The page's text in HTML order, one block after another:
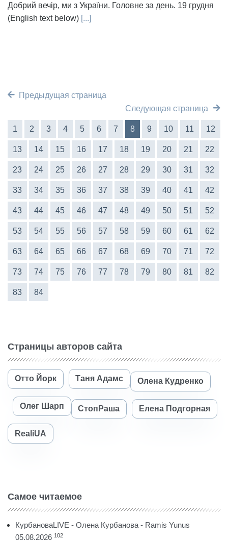
Добрий вечір, ми з України. Головне за день. 19 грудня
(English text below) [...]
Предыдущая страница
Следующая страница
1 2 3 4 5 6 7 8 9 10 11 12
13 14 15 16 17 18 19 20 21 22
23 24 25 26 27 28 29 30 31 32
33 34 35 36 37 38 39 40 41 42
43 44 45 46 47 48 49 50 51 52
53 54 55 56 57 58 59 60 61 62
63 64 65 66 67 68 69 70 71 72
73 74 75 76 77 78 79 80 81 82
83 84
Страницы авторов сайта
Отто Йорк Таня Адамс Олена Кудренко
Олег Шарп СтопРаша Елена Подгорная
RealiUA
Самое читаемое
КурбановаLIVE - Олена Курбанова - Ramis Yunus
05.08.2026 102